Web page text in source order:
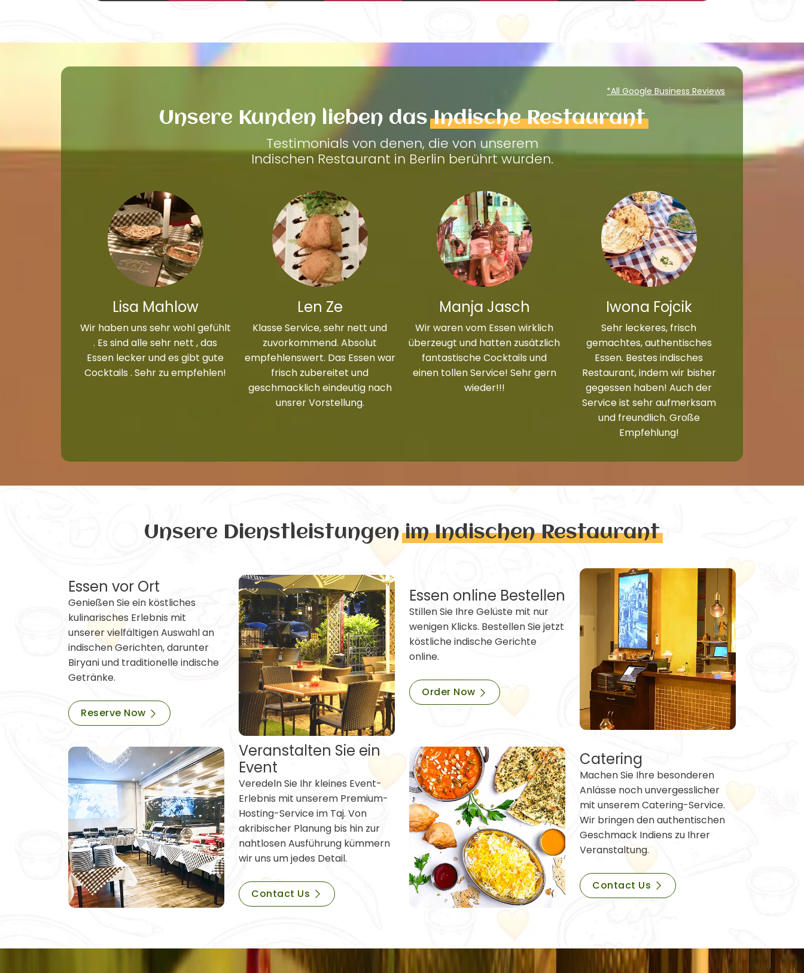
*All Google Business Reviews
Unsere Kunden lieben dasIndische Restaurant
Testimonials von denen, die von unserem
Indischen Restaurant in Berlin berührt wurden.
Lisa Mahlow
Wir haben uns sehr wohl gefühlt
. Es sind alle sehr nett , das
Essen lecker und es gibt gute
Cocktails . Sehr zu empfehlen!
Len Ze
Klasse Service, sehr nett und
zuvorkommend. Absolut
empfehlenswert. Das Essen war
frisch zubereitet und
geschmacklich eindeutig nach
unsrer Vorstellung.
Manja Jasch
Wir waren vom Essen wirklich
überzeugt und hatten zusätzlich
fantastische Cocktails und
einen tollen Service! Sehr gern
wieder!!!
Iwona Fojcik
Sehr leckeres, frisch
gemachtes, authentisches
Essen. Bestes indisches
Restaurant, indem wir bisher
gegessen haben! Auch der
Service ist sehr aufmerksam
und freundlich. Große
Empfehlung!
Unsere Dienstleistungenim Indischen Restaurant
Essen vor Ort
Genießen Sie ein köstliches
kulinarisches Erlebnis mit
unserer vielfältigen Auswahl an
indischen Gerichten, darunter
Biryani und traditionelle indische
Getränke.
Reserve Now
Essen online Bestellen
Stillen Sie Ihre Gelüste mit nur
wenigen Klicks. Bestellen Sie jetzt
köstliche indische Gerichte
online.
Order Now
Veranstalten Sie ein
Event
Veredeln Sie Ihr kleines Event-
Erlebnis mit unserem Premium-
Hosting-Service im Taj. Von
akribischer Planung bis hin zur
nahtlosen Ausführung kümmern
wir uns um jedes Detail.
Contact Us
Catering
Machen Sie Ihre besonderen
Anlässe noch unvergesslicher
mit unserem Catering-Service.
Wir bringen den authentischen
Geschmack Indiens zu Ihrer
Veranstaltung.
Contact Us